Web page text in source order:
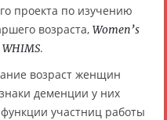
проекта по изучению
возраста, Women’s
.
возраст женщин
деменции у них
участниц работы